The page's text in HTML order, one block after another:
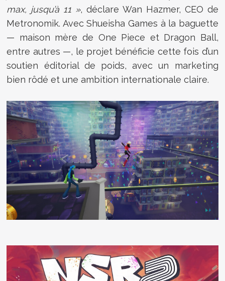
max, jusqu’à 11 », déclare Wan Hazmer, CEO de
Metronomik. Avec Shueisha Games à la baguette
— maison mère de One Piece et Dragon Ball,
entre autres —, le projet bénéficie cette fois d’un
soutien éditorial de poids, avec un marketing
bien rôdé et une ambition internationale claire.